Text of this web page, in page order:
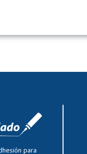
para